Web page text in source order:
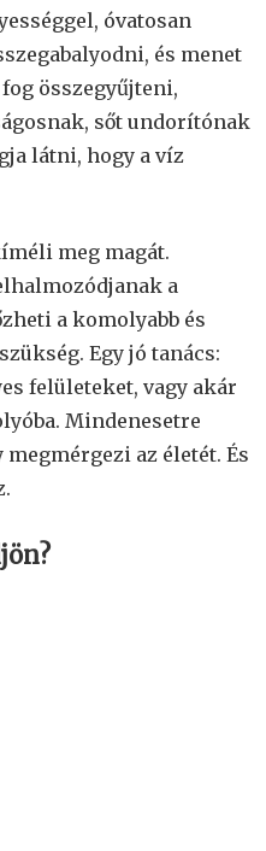
óvatosan
és menet
összegyűjteni,
sőt undorítónak
látni, hogy a víz
meg magát.
a
a komolyabb és
Egy jó tanács:
felületeket, vagy akár
Mindenesetre
az életét. És